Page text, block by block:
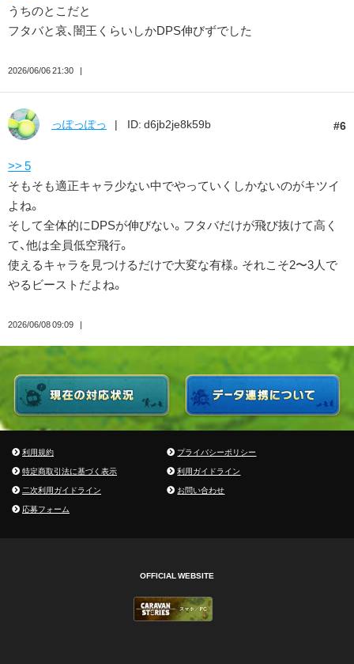
うちのとこだと
フタバと哀、闇王くらいしかDPS伸びずでした
2026/06/06 21:30
6
っぽっぽっ ID: d6jb2je8k59b
>> 5
そもそも適正キャラ少ない中でやっていくしかないのがキツイ
よね。
そして全体的にDPSが伸びない。フタバだけが飛び抜けて高く
て、他は全員低空飛行。
使えるキャラを見つけるだけで大変な有様。それこそ2〜3人で
やるビーストだよね。
2026/06/08 09:09
利用規約
プライバシーポリシー
特定商取引法に基づく表示
利用ガイドライン
二次利用ガイドライン
お問い合わせ
応募フォーム
OFFICIAL WEBSITE